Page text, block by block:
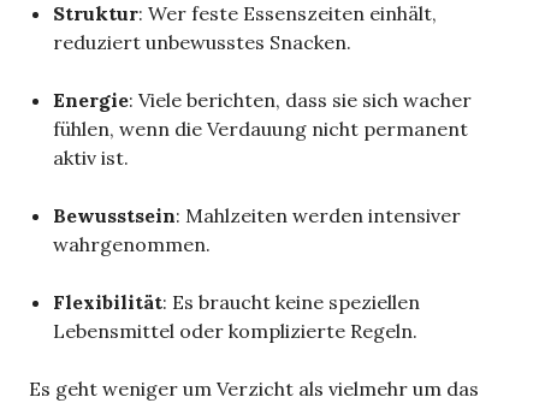
Struktur: Wer feste Essenszeiten einhält,
reduziert unbewusstes Snacken.
Energie: Viele berichten, dass sie sich wacher
fühlen, wenn die Verdauung nicht permanent
aktiv ist.
Bewusstsein: Mahlzeiten werden intensiver
wahrgenommen.
Flexibilität: Es braucht keine speziellen
Lebensmittel oder komplizierte Regeln.
Es geht weniger um Verzicht als vielmehr um das